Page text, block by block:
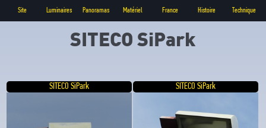
Site Luminaires Panoramas Matériel France Histoire Technique
SITECO SiPark
SITECO SiPark SITECO SiPark